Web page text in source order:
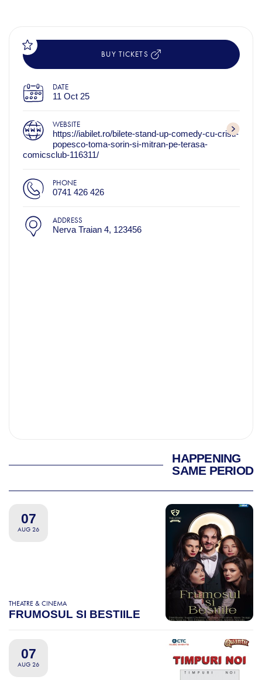
BUY TICKETS
DATE
11 Oct 25
WEBSITE
https://iabilet.ro/bilete-stand-up-comedy-cu-cristi-
popesco-toma-sorin-si-mitran-pe-terasa-
comicsclub-116311/
PHONE
0741 426 426
ADDRESS
Nerva Traian 4, 123456
HAPPENING
SAME PERIOD
07
AUG 26
THEATRE & CINEMA
FRUMOSUL SI BESTIILE
07
AUG 26